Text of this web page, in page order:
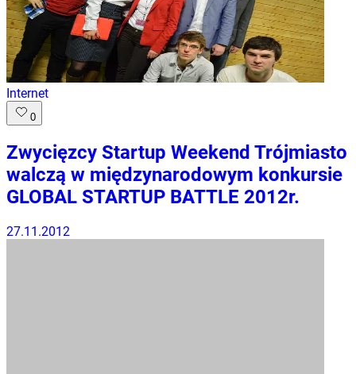
Internet
0
Zwycięzcy Startup Weekend Trójmiasto
walczą w międzynarodowym konkursie
GLOBAL STARTUP BATTLE 2012r.
27.11.2012